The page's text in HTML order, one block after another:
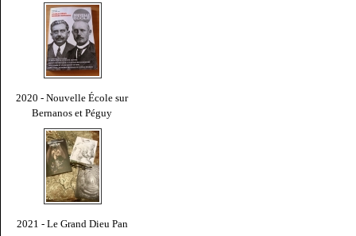
2020 - Nouvelle École sur
Bernanos et Péguy
2021 - Le Grand Dieu Pan